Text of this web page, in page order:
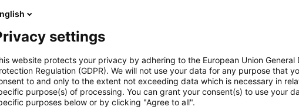
glidlager är beroende av materialen och väggtjockleken. Vad gäller
avgörande. Glidlager med låg fuktupptagning kan
ju tjockare lagret är, desto större måste även lagerspelet vara.
settings
website protects your privacy by adhering to the European Union General
Regulation (GDPR). We will not use your data for any purpose that
to and only to the extent not exceeding data which is necessary in
purpose(s) of processing. You can grant your consent(s) to use your
purposes below or by clicking "Agree to all".